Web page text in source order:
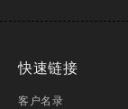
快速链接
客户名录